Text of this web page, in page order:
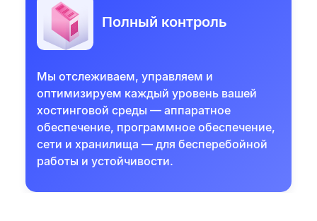
Полный контроль
Мы отслеживаем, управляем и
оптимизируем каждый уровень вашей
хостинговой среды — аппаратное
обеспечение, программное обеспечение,
сети и хранилища — для бесперебойной
работы и устойчивости.